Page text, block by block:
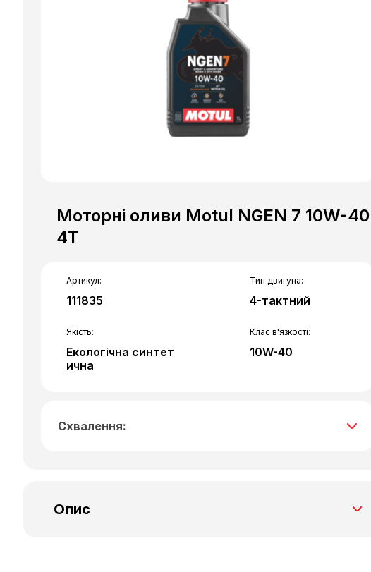
Моторні оливи Motul NGEN 7 10W-40
4T
Артикул:
111835
Тип двигуна:
4-тактний
Якість:
Екологічна синтет
ична
Клас в'язкості:
10W-40
Схвалення:
Опис